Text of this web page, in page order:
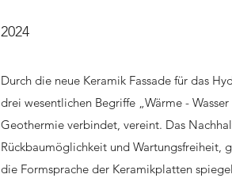
2024
Durch die neue Keramik Fassade für das
drei wesentlichen Begriffe „Wärme -
Geothermie verbindet, vereint. Das
Rückbaumöglichkeit und Wartungsfreiheit,
die Formsprache der Keramikplatten